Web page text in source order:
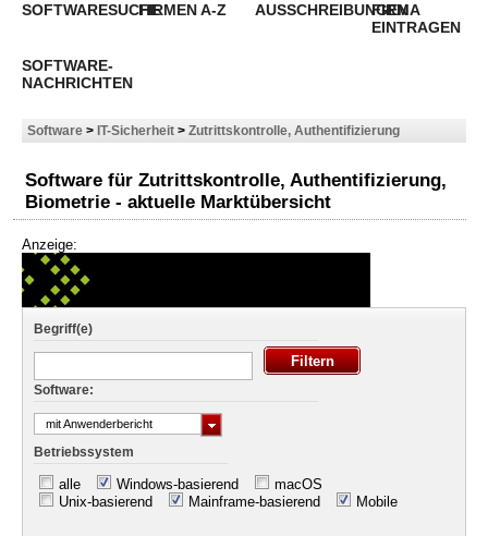
SOFTWARESUCHEFIRMEN A-Z AUSSCHREIBUNGEN
FIRMA
EINTRAGEN
SOFTWARE-
NACHRICHTEN
Software > IT-Sicherheit > Zutrittskontrolle, Authentifizierung
Software für Zutrittskontrolle, Authentifizierung,
Biometrie - aktuelle Marktübersicht
Anzeige:
Begriff(e)
Software:
mit Anwenderbericht
Betriebssystem
alle Windows-basierend
macOS
Unix-basierend
Mainframe-basierend Mobile